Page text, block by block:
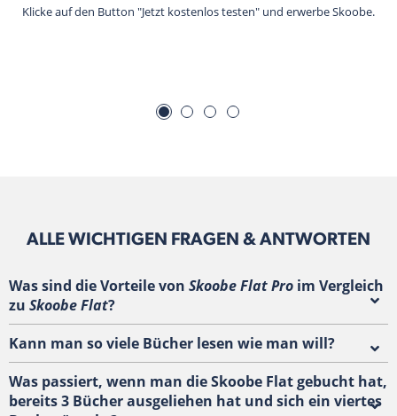
Klicke auf den Button "Jetzt kostenlos testen" und erwerbe Skoobe.
ALLE WICHTIGEN FRAGEN & ANTWORTEN
Was sind die Vorteile von Skoobe Flat Pro im Vergleich
zu Skoobe Flat?
Kann man so viele Bücher lesen wie man will?
Was passiert, wenn man die Skoobe Flat gebucht hat,
bereits 3 Bücher ausgeliehen hat und sich ein viertes